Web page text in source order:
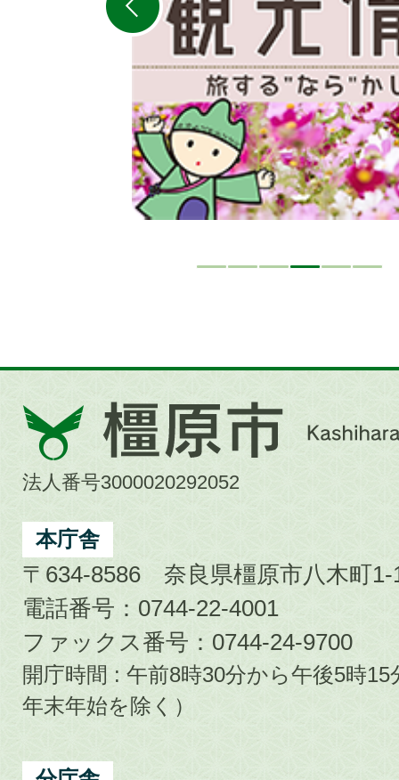
ラ
橿
原
市
City
法人番号3000020292052
本庁舎
〒634-8586 奈良県橿原市八木町1-
電話番号：0744-22-4001
ファックス番号：0744-24-9700
開庁時間 : 午前8時30分から午後5時
年末年始を除く）